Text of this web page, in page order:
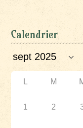
Calendrier
L M
1 2